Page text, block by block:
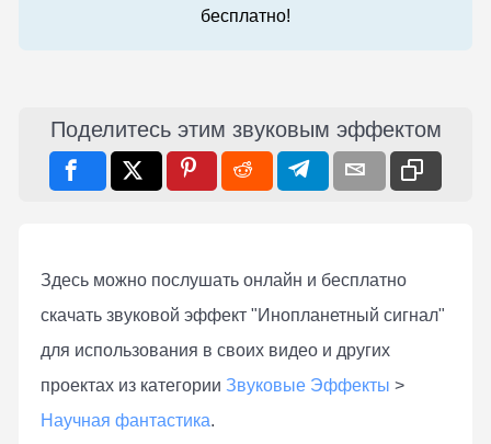
бесплатно!
Поделитесь этим звуковым эффектом
Здесь можно послушать онлaйн и бесплатно
скачать звуковой эффект "Инопланетный сигнал"
для использования в своих видео и других
проектах из категории Звуковые Эффекты >
Научная фантастика.